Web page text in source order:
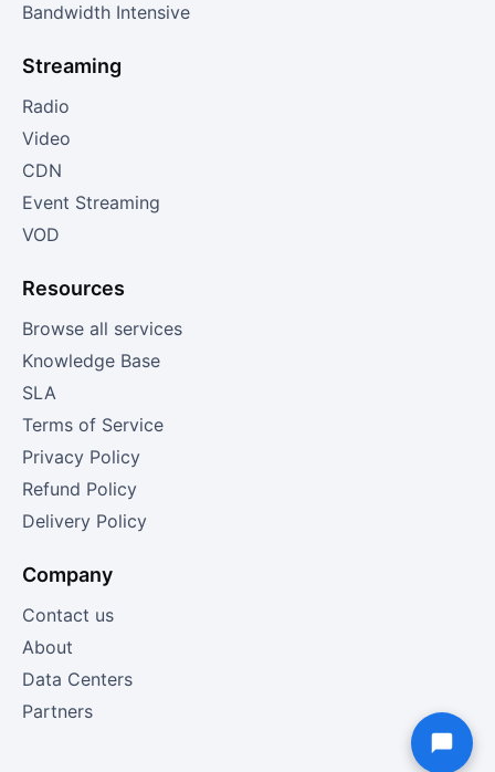
Bandwidth Intensive
Streaming
Radio
Video
CDN
Event Streaming
VOD
Resources
Browse all services
Knowledge Base
SLA
Terms of Service
Privacy Policy
Refund Policy
Delivery Policy
Company
Contact us
About
Data Centers
Partners